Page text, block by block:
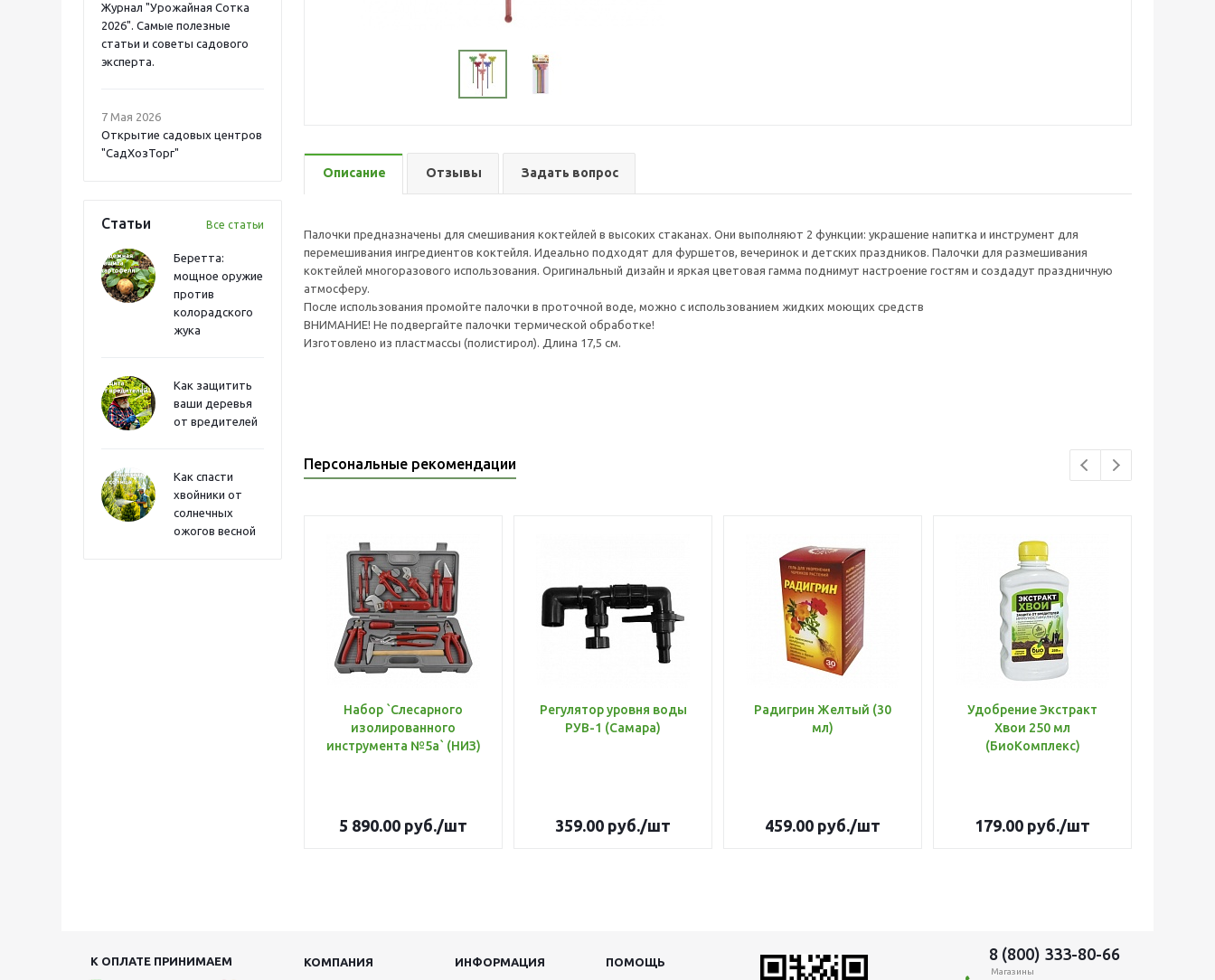
Журнал "Урожайная Сотка
2026". Самые полезные
статьи и советы садового
эксперта.
7 Мая 2026
Открытие садовых центров
"СадХозТорг"
Статьи Все статьи
Беретта:
мощное оружие
против
колорадского
жука
Как защитить
ваши деревья
от вредителей
Как спасти
хвойники от
солнечных
ожогов весной
Описание Отзывы Задать вопрос
Палочки предназначены для смешивания коктейлей в высоких стаканах. Они выполняют 2 функции: украшение напитка и инструмент для
перемешивания ингредиентов коктейля. Идеально подходят для фуршетов, вечеринок и детских праздников. Палочки для размешивания
коктейлей многоразового использования. Оригинальный дизайн и яркая цветовая гамма поднимут настроение гостям и создадут праздничную
атмосферу.
После использования промойте палочки в проточной воде, можно с использованием жидких моющих средств
ВНИМАНИЕ! Не подвергайте палочки термической обработке!
Изготовлено из пластмассы (полистирол). Длина 17,5 см.
Персональные рекомендации
Набор `Слесарного
изолированного
инструмента №5а` (НИЗ)
5 890.00 руб./шт
Регулятор уровня воды
РУВ-1 (Самара)
359.00 руб./шт
Радигрин Желтый (30
мл)
459.00 руб./шт
Удобрение Экстракт
Хвои 250 мл
(БиоКомплекс)
179.00 руб./шт
К ОПЛАТЕ ПРИНИМАЕМ КОМПАНИЯ ИНФОРМАЦИЯ
ПОМОЩЬ
8 (800) 333-80-66
Магазины